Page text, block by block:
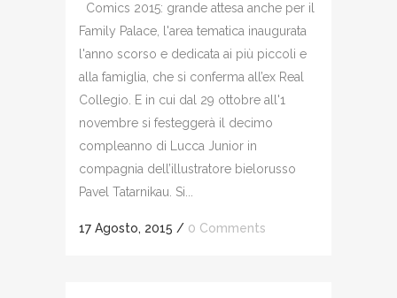
Comics 2015: grande attesa anche per il
Family Palace, l'area tematica inaugurata
l'anno scorso e dedicata ai più piccoli e
alla famiglia, che si conferma all’ex Real
Collegio. E in cui dal 29 ottobre all'1
novembre si festeggerà il decimo
compleanno di Lucca Junior in
compagnia dell’illustratore bielorusso
Pavel Tatarnikau. Si...
17 Agosto, 2015 / 0 Comments